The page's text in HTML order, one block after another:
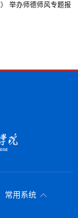
举办师德师风专题报
常用系统